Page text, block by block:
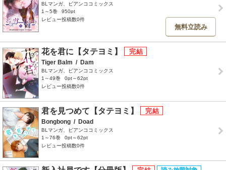
BLマンガ、ビアンココミックス
1～5巻
950pt
レビュー投稿数0件
無料立読み
花を君に【タテヨミ】
Tiger Balm / Dam
BLマンガ、ビアンココミックス
1～49巻
0pt～62pt
レビュー投稿数0件
君を見つめて【タテヨミ】
Bongbong / Doad
BLマンガ、ビアンココミックス
1～76巻
0pt～62pt
レビュー投稿数0件